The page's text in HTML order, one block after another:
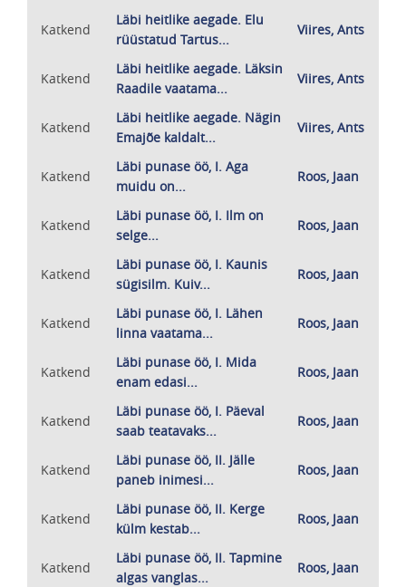
Katkend
Läbi heitlike aegade. Elu
rüüstatud Tartus...
Viires, Ants
Katkend
Läbi heitlike aegade. Läksin
Raadile vaatama...
Viires, Ants
Katkend
Läbi heitlike aegade. Nägin
Emajõe kaldalt...
Viires, Ants
Katkend
Läbi punase öö, I. Aga
muidu on...
Roos, Jaan
Katkend
Läbi punase öö, I. Ilm on
selge...
Roos, Jaan
Katkend
Läbi punase öö, I. Kaunis
sügisilm. Kuiv...
Roos, Jaan
Katkend
Läbi punase öö, I. Lähen
linna vaatama...
Roos, Jaan
Katkend
Läbi punase öö, I. Mida
enam edasi...
Roos, Jaan
Katkend
Läbi punase öö, I. Päeval
saab teatavaks...
Roos, Jaan
Katkend
Läbi punase öö, II. Jälle
paneb inimesi...
Roos, Jaan
Katkend
Läbi punase öö, II. Kerge
külm kestab...
Roos, Jaan
Katkend
Läbi punase öö, II. Tapmine
algas vanglas...
Roos, Jaan